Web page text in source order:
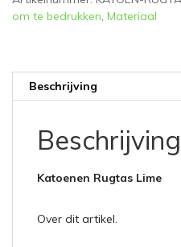
om te bedrukken, Materiaal
Beschrijving
Beschrijving
Katoenen Rugtas Lime
Over dit artikel.